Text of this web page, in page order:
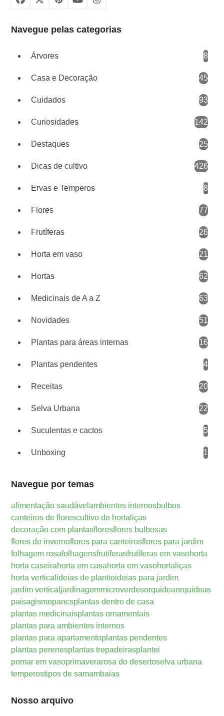
Facebook
X Pinterest
YouTubeInstagram
Navegue pelas categorias
Árvores 8
Casa e Decoração 45
Cuidados 93
Curiosidades 142
Destaques 25
Dicas de cultivo 426
Ervas e Temperos 8
Flores 77
Frutíferas 26
Horta em vaso 21
Hortas 62
Medicinais de A a Z 63
Novidades 51
Plantas para áreas internas 16
Plantas pendentes 4
Receitas 20
Selva Urbana 22
Suculentas e cactos 5
Unboxing 1
Navegue por temas
alimentação saudávelambientes internosbulbos
canteiros de florescultivo de hortaliças
decoração com plantasfloresflores bulbosas
flores de invernoflores para canteirosflores para jardim
folhagem rosafolhagensfrutiferasfrutíferas em vasohorta
horta caseirahorta em casahorta em vasohortaliças
horta vertical ideias de plantioideias para jardim
jardim vertical jardinagemmicroverdesorquideaorquideas
paisagismopancsplantas dentro de casa
plantas medicinaisplantas ornamentais
plantas para ambientes internos
plantas para apartamentoplantas pendentes
plantas perenesplantas trepadeirasplantei
pomar em vasoprimaverarosa do desertoselva urbana
temperostipos de samambaias
Nosso arquivo